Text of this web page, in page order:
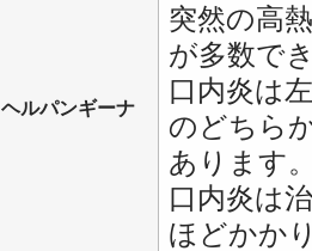
ヘルパンギーナ
突然の高
が多数で
口内炎は
のどちら
あります
口内炎は
ほどかか